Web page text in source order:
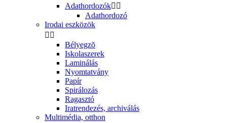
Adathordozók 
Adathordozó
Irodai eszközök
 
Bélyegzõ
Iskolaszerek
Laminálás
Nyomtatvány
Papír
Spirálozás
Ragasztó
Iratrendezés, archiválás
Multimédia, otthon